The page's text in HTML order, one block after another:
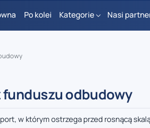
Po kolei Kategorie Nasi
funduszu odbudowy
w którym ostrzega przed rosnącą